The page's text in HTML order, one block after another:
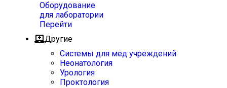
Оборудование
для лаборатории
Перейти
Другие
Системы для мед учреждений
Неонатология
Урология
Проктология